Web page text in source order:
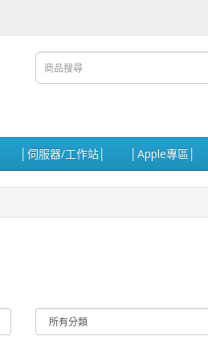
│伺服器/工作站│ │Apple專區│